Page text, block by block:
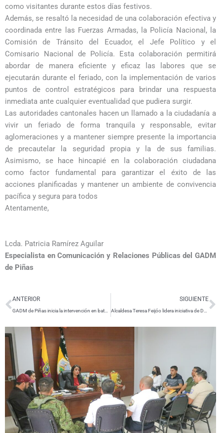
como visitantes durante estos días festivos.
Además, se resaltó la necesidad de una colaboración efectiva y
coordinada entre las Fuerzas Armadas, la Policía Nacional, la
Comisión de Tránsito del Ecuador, el Jefe Político y el
Comisario Nacional de Policía. Esta colaboración permitirá
abordar de manera eficiente y eficaz las labores que se
ejecutarán durante el feriado, con la implementación de varios
puntos de control estratégicos para brindar una respuesta
inmediata ante cualquier eventualidad que pudiera surgir.
Las autoridades cantonales hacen un llamado a la ciudadanía a
vivir un feriado de forma tranquila y responsable, evitar
aglomeraciones y a mantener siempre presente la importancia
de precautelar la seguridad propia y la de sus familias.
Asimismo, se hace hincapié en la colaboración ciudadana
como factor fundamental para garantizar el éxito de las
acciones planificadas y mantener un ambiente de convivencia
pacífica y segura para todos
Atentamente,
Lcda. Patricia Ramírez Aguilar
Especialista en Comunicación y Relaciones Públicas del GADM
de Piñas
ANTERIOR
GADM de Piñas inicia la intervención en baterías sanitarias en el Mercado Central
SIGUIENTE
Alcaldesa Teresa Feijóo lidera iniciativa de Desarrollo Cafetalero en Cantón Piñas